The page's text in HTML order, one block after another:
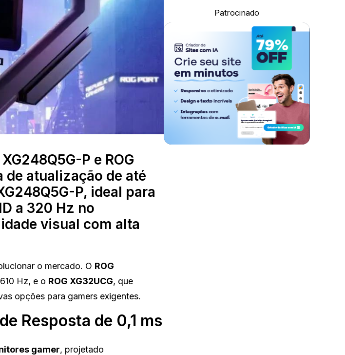
P e ROG
de atualização de até
P, ideal para
a 320 Hz no
visual com alta
o mercado. O ROG
Hz, e o ROG XG32UCG, que
opções para gamers exigentes.
Resposta de 0,1 ms
gamer, projetado
Patrocinado